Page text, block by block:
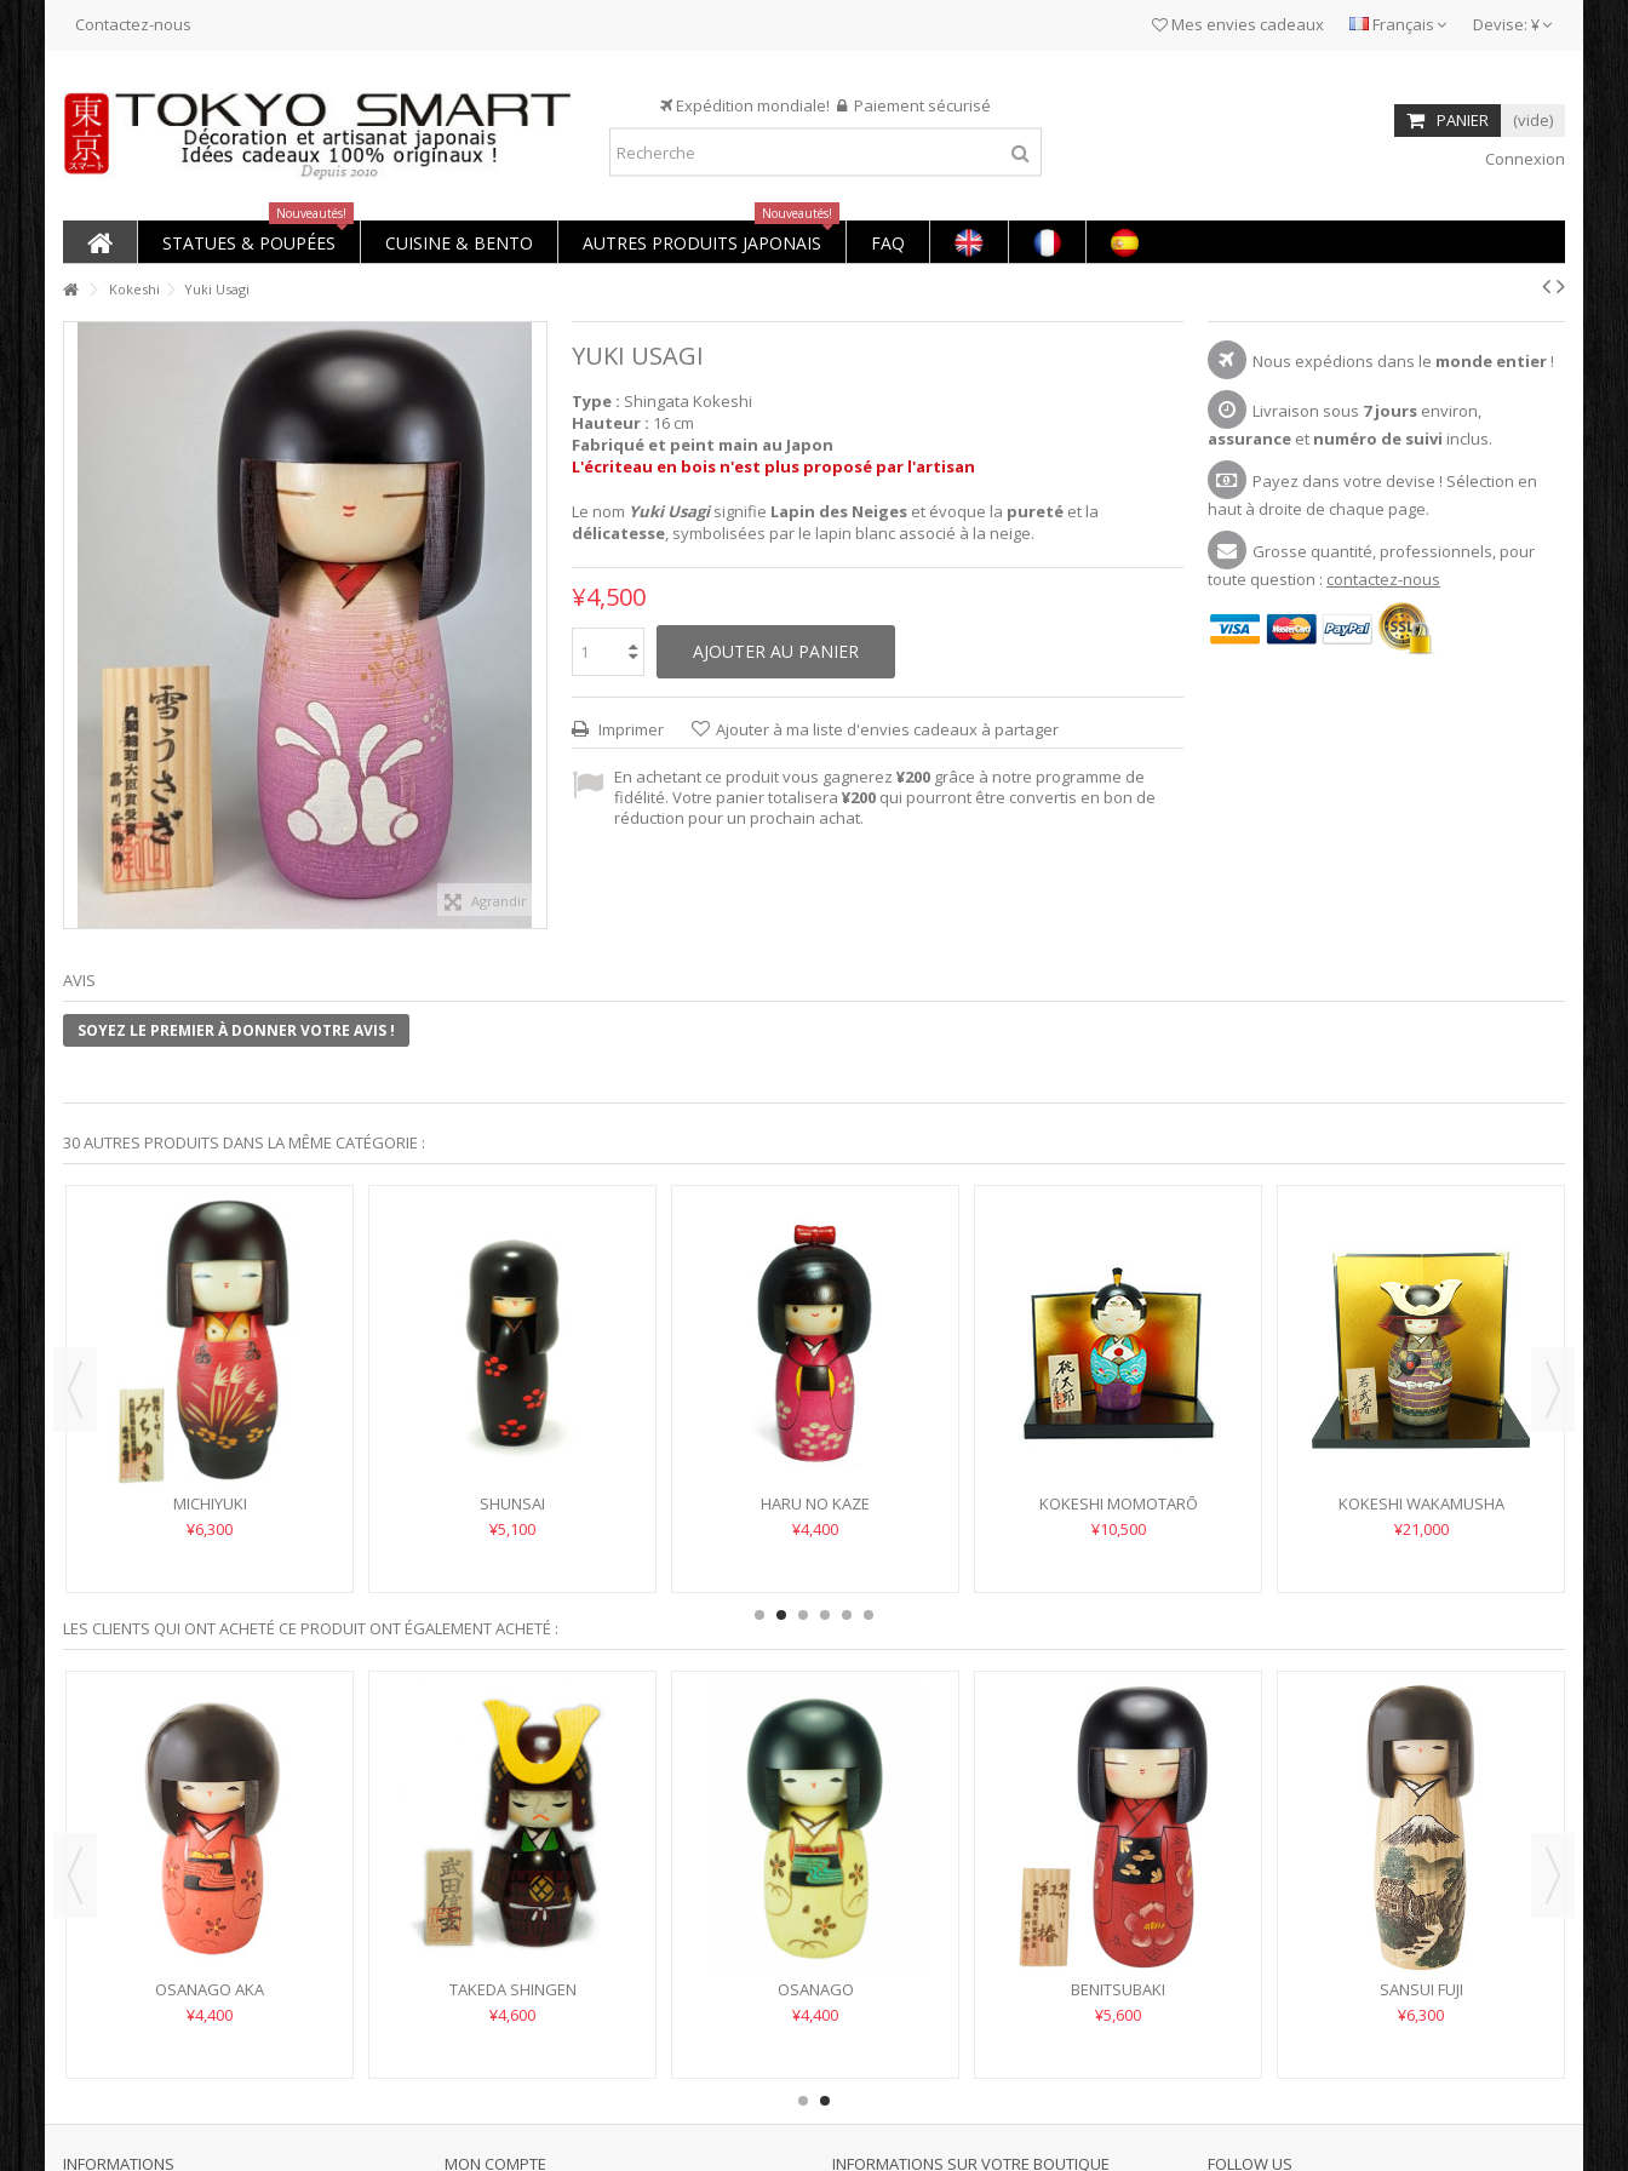
Devise: ¥
Français
Contactez-nous Mes envies cadeaux
Expédition mondiale! Paiement sécurisé
PANIER
(vide)
Connexion
STATUES & POUPÉES
Nouveautés!
CUISINE & BENTO AUTRES PRODUITS JAPONAIS
Nouveautés!
FAQ
Kokeshi Yuki Usagi
Agrandir
YUKI USAGI
Type : Shingata Kokeshi
Hauteur : 16 cm
Fabriqué et peint main au Japon
L'écriteau en bois n'est plus proposé par l'artisan
Le nom Yuki Usagisignifie Lapin des Neigeset évoque la puretéet la
délicatesse, symbolisées par le lapin blanc associé à la neige.
¥4,500
AJOUTER AU PANIER
Imprimer Ajouter à ma liste d'envies cadeaux à partager
En achetant ce produit vous gagnerez ¥200grâce à notre programme de
fidélité. Votre panier totalisera ¥200qui pourront être convertis en bon de
réduction pour un prochain achat.
Nous expédions dans le monde entier!
Livraison sous 7 joursenviron,
assuranceet numéro de suivi inclus.
Payez dans votre devise ! Sélection en
haut à droite de chaque page.
Grosse quantité, professionnels, pour
toute question : contactez-nous
AVIS
SOYEZ LE PREMIER À DONNER VOTRE AVIS !
30 AUTRES PRODUITS DANS LA MÊME CATÉGORIE :
MICHIYUKI
¥6,300
SHUNSAI
¥5,100
HARU NO KAZE
¥4,400
KOKESHI MOMOTARŌ
¥10,500
KOKESHI WAKAMUSHA
¥21,000
LES CLIENTS QUI ONT ACHETÉ CE PRODUIT ONT ÉGALEMENT ACHETÉ :
OSANAGO AKA
¥4,400
TAKEDA SHINGEN
¥4,600
OSANAGO
¥4,400
BENITSUBAKI
¥5,600
SANSUI FUJI
¥6,300
INFORMATIONS MON COMPTE INFORMATIONS SUR VOTRE BOUTIQUE FOLLOW US